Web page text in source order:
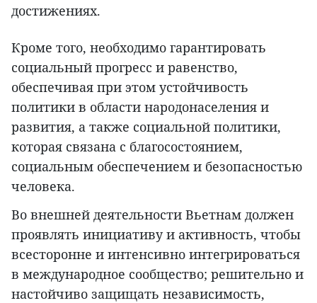
достижениях.
Кроме того, необходимо гарантировать
социальный прогресс и равенство,
обеспечивая при этом устойчивость
политики в области народонаселения и
развития, а также социальной политики,
которая связана с благосостоянием,
социальным обеспечением и безопасностью
человека.
Во внешней деятельности Вьетнам должен
проявлять инициативу и активность, чтобы
всесторонне и интенсивно интегрироваться
в международное сообщество; решительно и
настойчиво защищать независимость,